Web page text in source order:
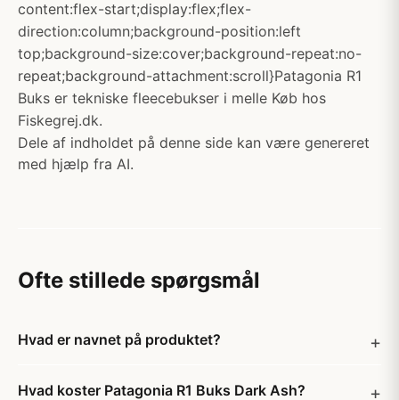
content:flex-start;display:flex;flex-
direction:column;background-position:left
top;background-size:cover;background-repeat:no-
repeat;background-attachment:scroll}Patagonia R1
Buks er tekniske fleecebukser i melle Køb hos
Fiskegrej.dk.
Dele af indholdet på denne side kan være genereret
med hjælp fra AI.
Ofte stillede spørgsmål
Hvad er navnet på produktet?
Hvad koster Patagonia R1 Buks Dark Ash?